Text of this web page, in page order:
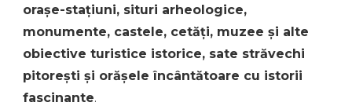
orașe-stațiuni, situri arheologice,
monumente, castele, cetăți, muzee și alte
obiective turistice istorice, sate străvechi
pitorești și orășele încântătoare cu istorii
fascinante.